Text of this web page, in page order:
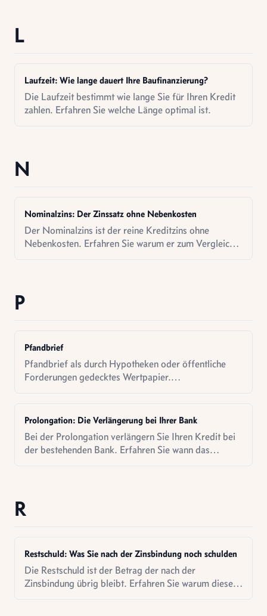
L
Laufzeit: Wie lange dauert Ihre Baufinanzierung?
Die Laufzeit bestimmt wie lange Sie für Ihren Kredit
zahlen. Erfahren Sie welche Länge optimal ist.
N
Nominalzins: Der Zinssatz ohne Nebenkosten
Der Nominalzins ist der reine Kreditzins ohne
Nebenkosten. Erfahren Sie warum er zum Vergleich
P
Pfandbrief
Pfandbrief als durch Hypotheken oder öffentliche
Forderungen gedecktes Wertpapier.
Immobiliendarlehen.
Prolongation: Die Verlängerung bei Ihrer Bank
Bei der Prolongation verlängern Sie Ihren Kredit bei
der bestehenden Bank. Erfahren Sie wann das
R
Restschuld: Was Sie nach der Zinsbindung noch schulden
Die Restschuld ist der Betrag der nach der
Zinsbindung übrig bleibt. Erfahren Sie warum diese